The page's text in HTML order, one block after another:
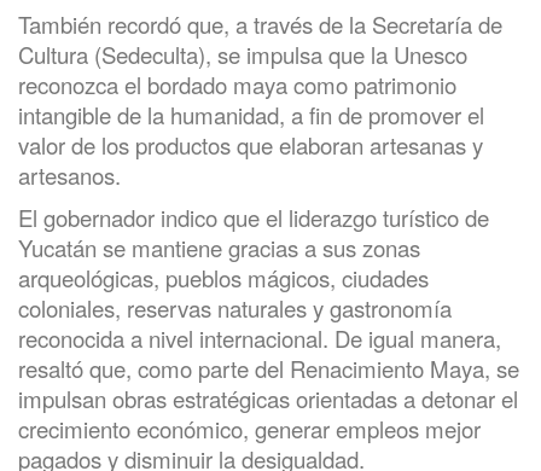
También recordó que, a través de la Secretaría de
Cultura (Sedeculta), se impulsa que la Unesco
reconozca el bordado maya como patrimonio
intangible de la humanidad, a fin de promover el
valor de los productos que elaboran artesanas y
artesanos.
El gobernador indico que el liderazgo turístico de
Yucatán se mantiene gracias a sus zonas
arqueológicas, pueblos mágicos, ciudades
coloniales, reservas naturales y gastronomía
reconocida a nivel internacional. De igual manera,
resaltó que, como parte del Renacimiento Maya, se
impulsan obras estratégicas orientadas a detonar el
crecimiento económico, generar empleos mejor
pagados y disminuir la desigualdad.